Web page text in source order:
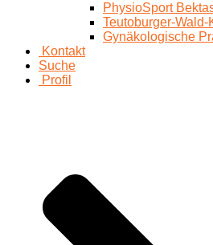
PhysioSport
Teutoburger-Wald-
Gynäkologische
Kontakt
Suche
Profil